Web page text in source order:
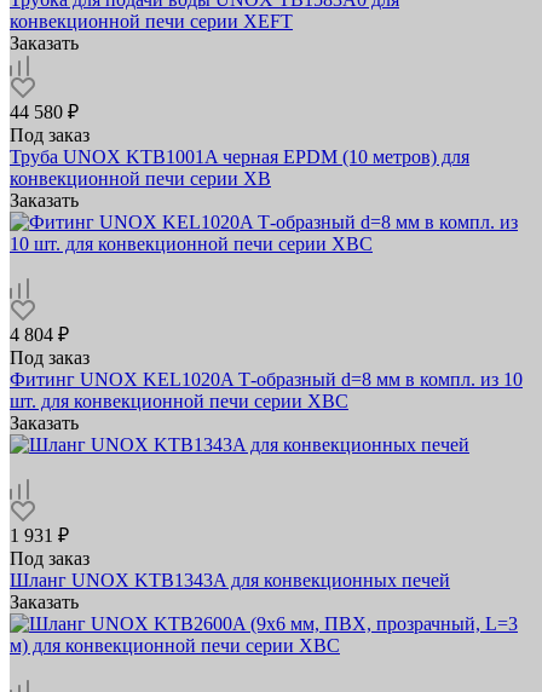
конвекционной печи серии XEFT
Заказать
44 580 ₽
Под заказ
Труба UNOX KTB1001A черная EPDM (10 метров) для
конвекционной печи серии XB
Заказать
4 804 ₽
Под заказ
Фитинг UNOX KEL1020A Т-образный d=8 мм в компл. из 10
шт. для конвекционной печи серии XBC
Заказать
1 931 ₽
Под заказ
Шланг UNOX KTB1343A для конвекционных печей
Заказать